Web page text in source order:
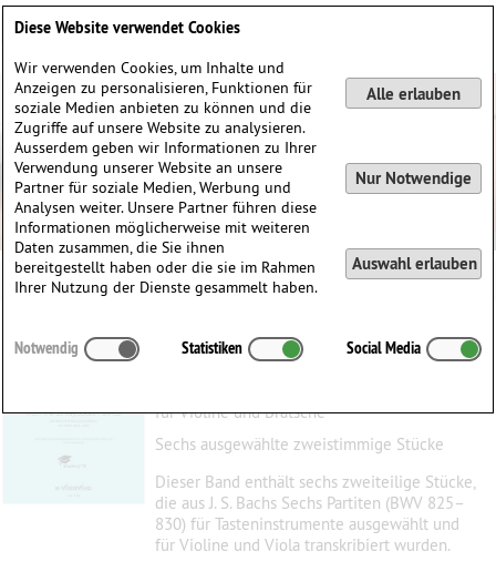
Aus den Sechs Klavierpartiten
für Violine und Bratsche
Sechs ausgewählte zweistimmige Stücke
Dieser Band enthält sechs zweiteilige Stücke,
die aus J. S. Bachs Sechs Partiten (BWV 825–
830) für ­Tasteninstrumente ausgewählt und
für Violine und Viola transkribiert wurden.
Diese Website verwendet Cookies
Wir verwenden Cookies, um Inhalte und
Anzeigen zu personalisieren, Funktionen für
soziale Medien anbieten zu können und die
Zugriffe auf unsere Website zu analysieren.
Ausserdem geben wir Informationen zu Ihrer
Verwendung unserer Website an unsere
Partner für soziale Medien, Werbung und
Analysen weiter. Unsere Partner führen diese
Informationen möglicherweise mit weiteren
Daten zusammen, die Sie ihnen
bereitgestellt haben oder die sie im Rahmen
Ihrer Nutzung der Dienste gesammelt haben.
Alle erlauben
Nur Notwendige
Auswahl erlauben
Notwendig Statistiken Social Media